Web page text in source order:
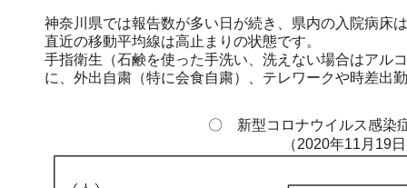
神奈川県では報告数が多い日が続き、県内の入院病床
直近の移動平均線は高止まりの状態です。
手指衛生（石鹸を使った手洗い、洗えない場合はアル
に、外出自粛（特に会食自粛）、テレワークや時差出
〇 新型コロナウイルス感染
（2020年11月19